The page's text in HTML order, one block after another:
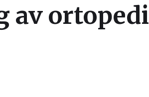
av ortopedi